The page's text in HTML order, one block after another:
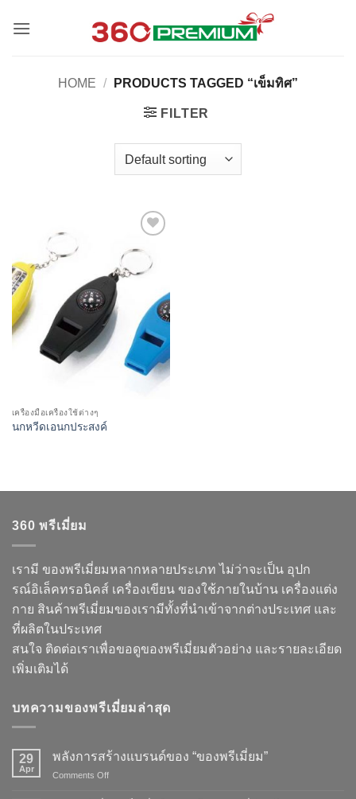
HOME / PRODUCTS TAGGED “เข็มทิศ”
FILTER
Add to
Wishlist
เครื่องมือเครื่องใช้ต่างๆ
นกหวีดเอนกประสงค์
360 พรีเมี่ยม
เรามี ของพรีเมี่ยมหลากหลายประเภท ไม่ว่าจะเป็น อุปก
รณ์อิเล็คทรอนิคส์ เครื่องเขียน ของใช้ภายในบ้าน เครื่องแต่ง
กาย สินค้าพรีเมี่ยมของเรามีทั้งที่นำเข้าจากต่างประเทศ และ
ที่ผลิตในประเทศ
สนใจ ติดต่อเราเพื่อขอดูของพรีเมี่ยมตัวอย่าง และรายละเอียด
เพิ่มเติมได้
บทความของพรีเมี่ยมล่าสุด
29
Apr
พลังการสร้างแบรนด์ของ “ของพรีเมี่ยม”
Comments Offon